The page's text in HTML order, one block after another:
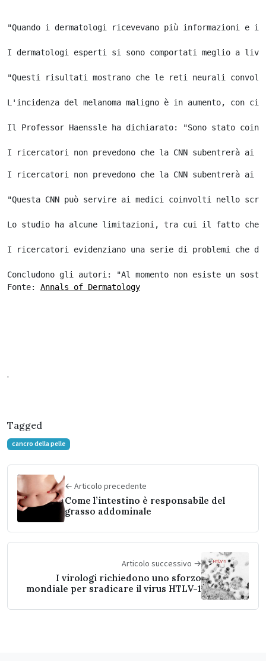
"Quando i dermatologi ricevevano più informazioni
I dermatologi esperti si sono comportati meglio a
"Questi risultati mostrano che le reti neurali
L'incidenza del melanoma maligno è in aumento, con
Il Professor Haenssle ha dichiarato: "Sono stato
I ricercatori non prevedono che la CNN subentrerà
"Questa CNN può servire ai medici coinvolti nello
Lo studio ha alcune limitazioni, tra cui il fatto che i
I ricercatori evidenziano una serie di problemi che
Concludono gli autori: "Al momento non esiste un
Fonte: Annals of Dermatology
.
Tagged
cancro della pelle
← Articolo precedente
Come l’intestino è responsabile del
grasso addominale
Articolo successivo →
I virologi richiedono uno sforzo
mondiale per sradicare il virus HTLV-1